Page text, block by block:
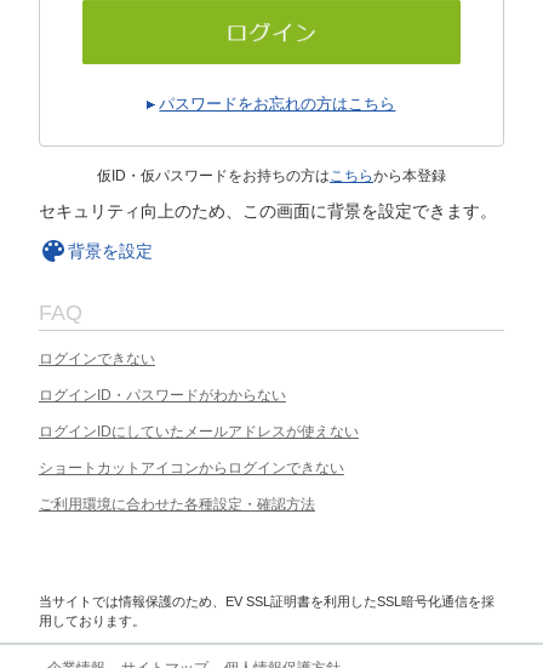
パスワードをお忘れの方はこちら
仮ID・仮パスワードをお持ちの方はこちらから本登録
セキュリティ向上のため、この画面に背景を設定できます。
背景を設定
FAQ
ログインできない
ログインID・パスワードがわからない
ログインIDにしていたメールアドレスが使えない
ショートカットアイコンからログインできない
ご利用環境に合わせた各種設定・確認方法
当サイトでは情報保護のため、EV SSL証明書を利用したSSL暗号化通信を採
用しております。